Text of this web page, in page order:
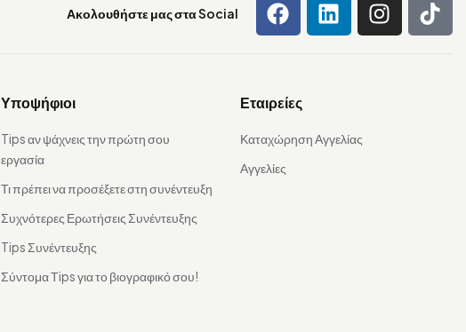
Ακολουθήστε μας στα Social
Υποψήφιοι
Tips αν ψάχνεις την πρώτη σου
εργασία
Τι πρέπει να προσέξετε στη συνέντευξη
Συχνότερες Ερωτήσεις Συνέντευξης
Tips Συνέντευξης
Σύντομα Τips για το βιογραφικό σου!
Εταιρείες
Καταχώρηση Αγγελίας
Αγγελίες